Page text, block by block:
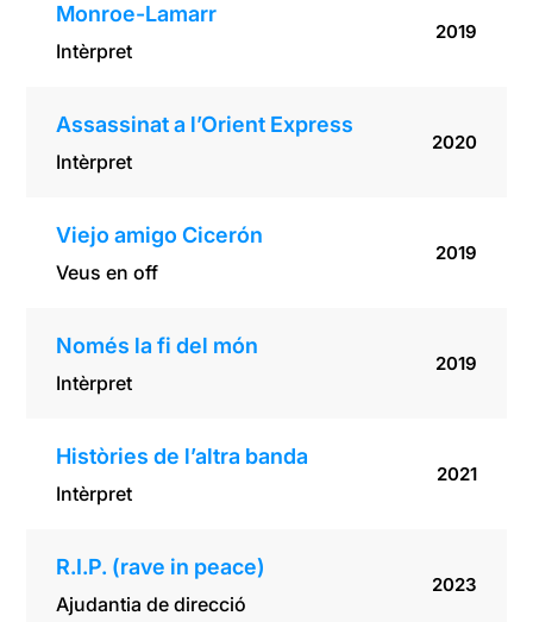
Monroe-Lamarr
Intèrpret
2019
Assassinat a l’Orient Express
Intèrpret
2020
Viejo amigo Cicerón
Veus en off
2019
Només la fi del món
Intèrpret
2019
Històries de l’altra banda
Intèrpret
2021
R.I.P. (rave in peace)
Ajudantia de direcció
2023